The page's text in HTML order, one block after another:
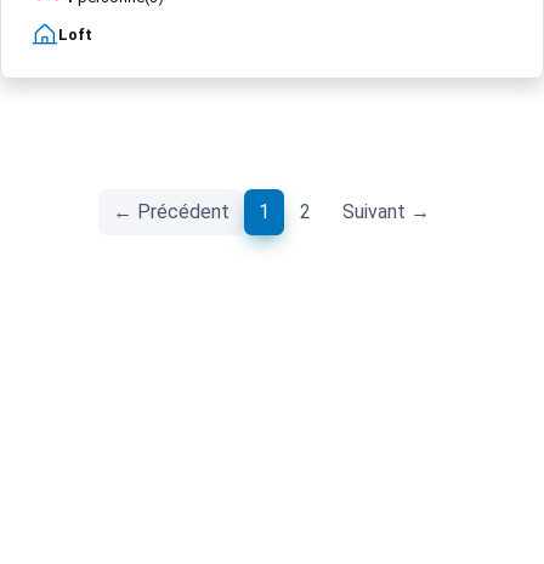
Loft
← Précédent 1 (current)
2 Suivant →